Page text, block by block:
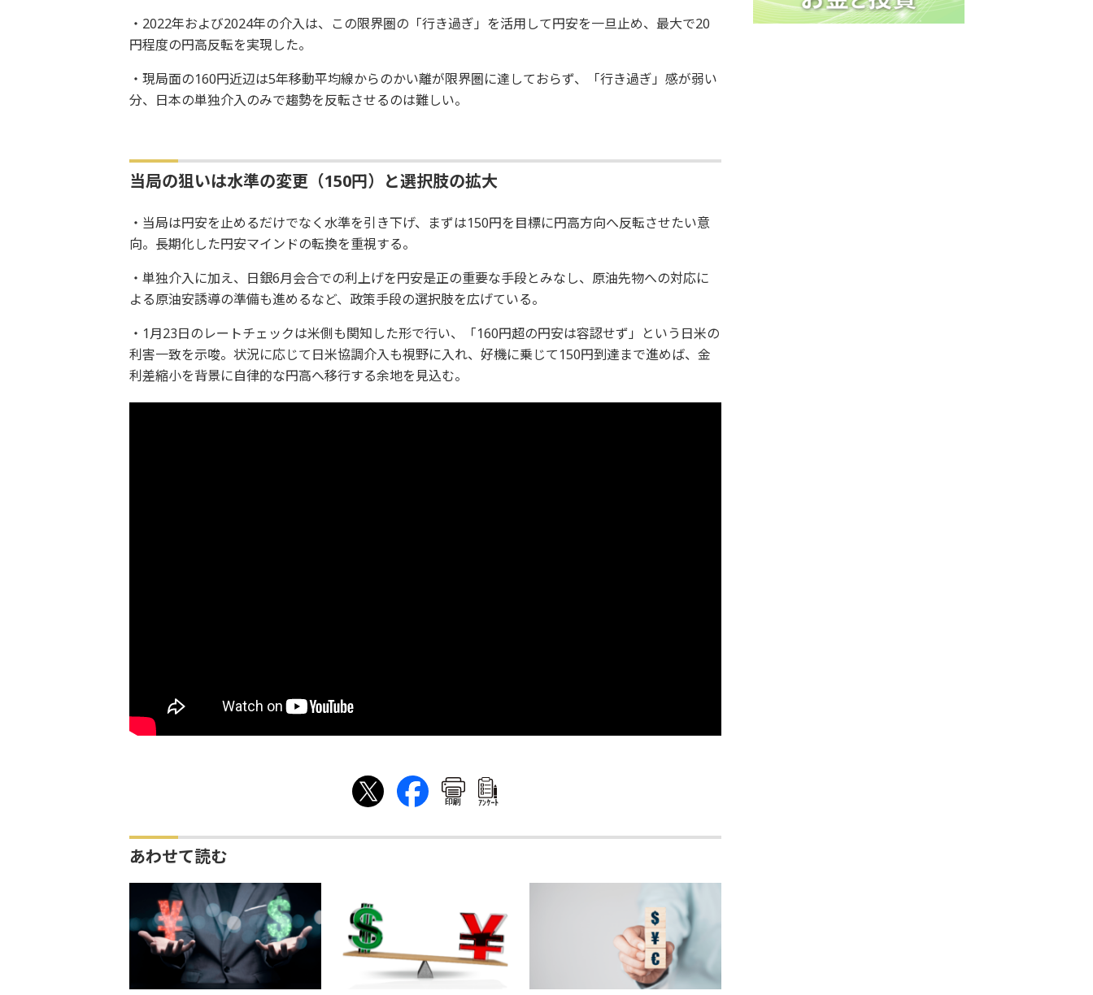
・2022年および2024年の介入は、この限界圏の「行き過ぎ」を活用して円安を一旦止め、最大で20
円程度の円高反転を実現した。
・現局面の160円近辺は5年移動平均線からのかい離が限界圏に達しておらず、「行き過ぎ」感が弱い
分、日本の単独介入のみで趨勢を反転させるのは難しい。
当局の狙いは水準の変更（150円）と選択肢の拡大
・当局は円安を止めるだけでなく水準を引き下げ、まずは150円を目標に円高方向へ反転させたい意
向。長期化した円安マインドの転換を重視する。
・単独介入に加え、日銀6月会合での利上げを円安是正の重要な手段とみなし、原油先物への対応に
よる原油安誘導の準備も進めるなど、政策手段の選択肢を広げている。
・1月23日のレートチェックは米側も関知した形で行い、「160円超の円安は容認せず」という日米の
利害一致を示唆。状況に応じて日米協調介入も視野に入れ、好機に乗じて150円到達まで進めば、金
利差縮小を背景に自律的な円高へ移行する余地を見込む。
印刷 ｱﾝｹｰﾄ
あわせて読む